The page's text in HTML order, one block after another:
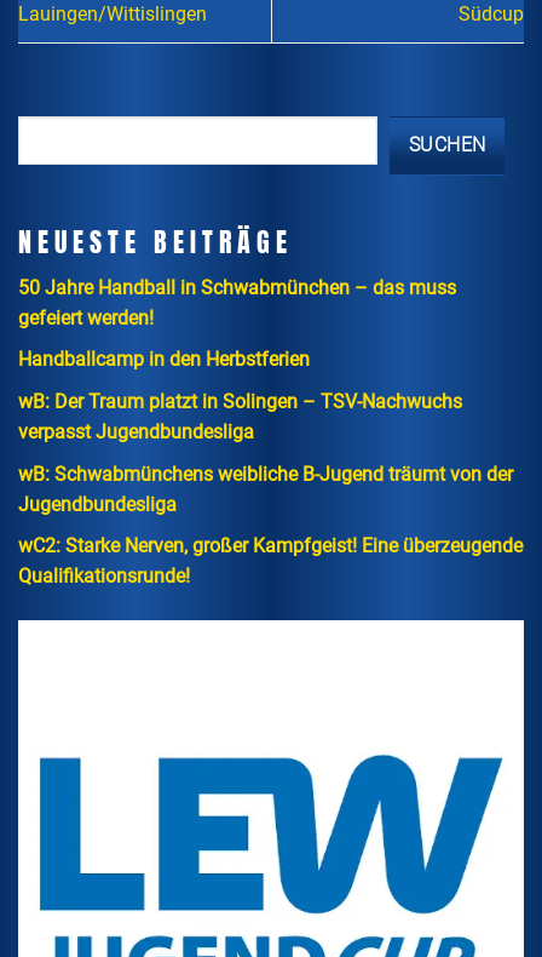
Lauingen/Wittislingen
Südcup
SUCHEN
NEUESTE BEITRÄGE
50 Jahre Handball in Schwabmünchen – das muss
gefeiert werden!
Handballcamp in den Herbstferien
wB: Der Traum platzt in Solingen – TSV-Nachwuchs
verpasst Jugendbundesliga
wB: Schwabmünchens weibliche B-Jugend träumt von der
Jugendbundesliga
wC2: Starke Nerven, großer Kampfgeist! Eine überzeugende
Qualifikationsrunde!